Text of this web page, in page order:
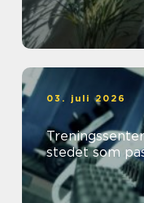
03. juli 2026
stedet som